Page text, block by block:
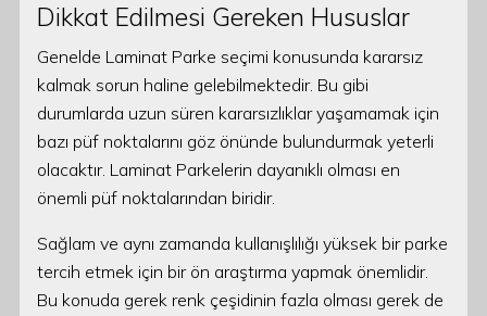
Dikkat Edilmesi Gereken Hususlar
Genelde Laminat Parke seçimi konusunda kararsız
kalmak sorun haline gelebilmektedir. Bu gibi
durumlarda uzun süren kararsızlıklar yaşamamak için
bazı püf noktalarını göz önünde bulundurmak yeterli
olacaktır. Laminat Parkelerin dayanıklı olması en
önemli püf noktalarından biridir.
Sağlam ve aynı zamanda kullanışlılığı yüksek bir parke
tercih etmek için bir ön araştırma yapmak önemlidir.
Bu konuda gerek renk çeşidinin fazla olması gerek de